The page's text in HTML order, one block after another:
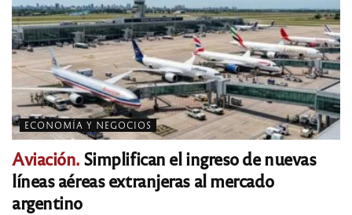
ECONOMÍA Y NEGOCIOS
Aviación. Simplifican el ingreso de nuevas
líneas aéreas extranjeras al mercado
argentino